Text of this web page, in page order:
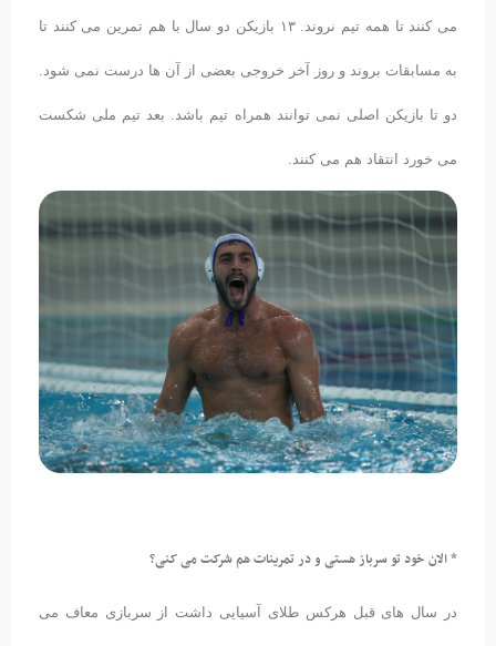
می کنند تا همه تیم نروند. ۱۳ بازیکن دو سال با هم تمرین می کنند تا
به مسابقات بروند و روز آخر خروجی بعضی از آن ها درست نمی شود.
دو تا بازیکن اصلی نمی توانند همراه تیم باشد. بعد تیم ملی شکست
می خورد انتقاد هم می کنند.
* الان خود تو سرباز هستی و در تمرینات هم شرکت می کنی؟
در سال های قبل هرکس طلای آسیایی داشت از سربازی معاف می